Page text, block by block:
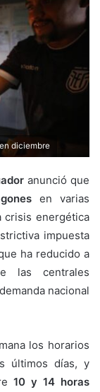
diciembre
anunció que
en varias
crisis energética
impuesta
ha reducido a
las centrales
nacional
los horarios
últimos días, y
10 y 14 horas